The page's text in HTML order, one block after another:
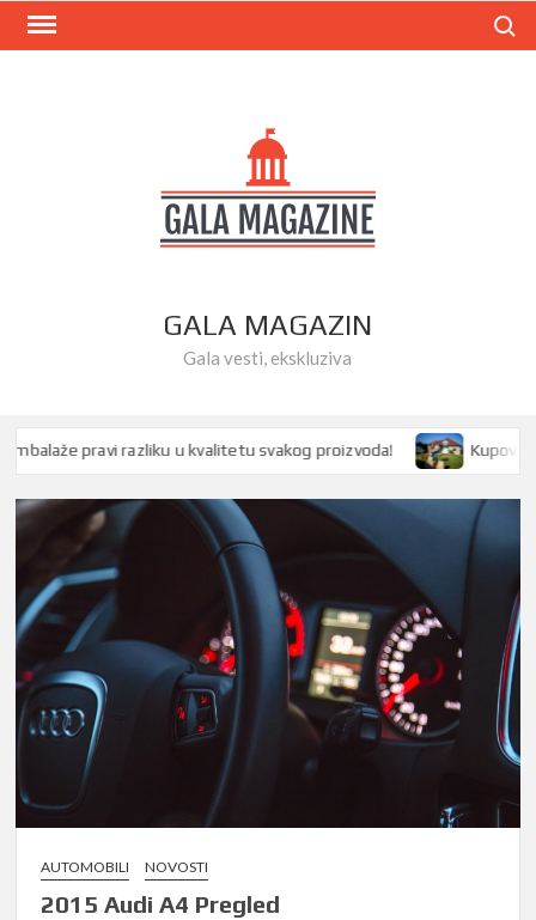
Skip
GALA MAGAZIN
Gala vesti, ekskluziva
pravi razliku u kvalitetu svakog proizvoda! Kupovina
AUTOMOBILI NOVOSTI
2015 Audi A4 Pregled